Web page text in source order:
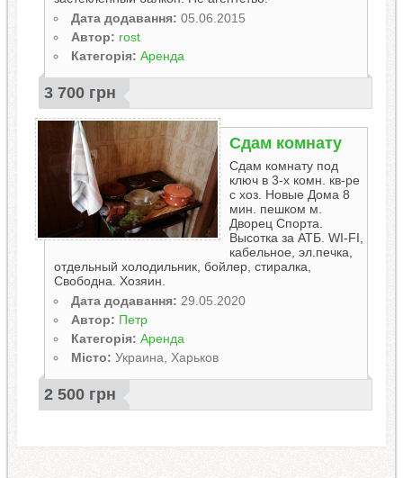
Дата додавання: 05.06.2015
Автор: rost
Категорія: Аренда
3 700 грн
Сдам комнату
Сдам комнату под
ключ в 3-х комн. кв-ре
с хоз. Новые Дома 8
мин. пешком м.
Дворец Спорта.
Высотка за АТБ. WI-FI,
кабельное, эл.печка,
отдельный холодильник, бойлер, стиралка,
Свободна. Хозяин.
Дата додавання: 29.05.2020
Автор: Петр
Категорія: Аренда
Місто: Украина, Харьков
2 500 грн